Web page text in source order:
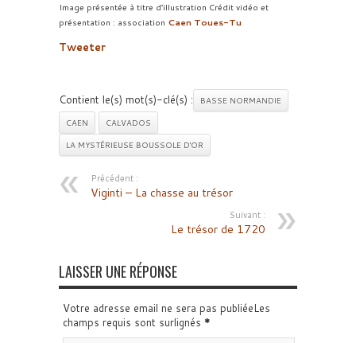
Image présentée à titre d’illustration Crédit vidéo et
présentation : association Caen Toues-Tu
Tweeter
Contient le(s) mot(s)-clé(s) :
BASSE NORMANDIE
CAEN
CALVADOS
LA MYSTÉRIEUSE BOUSSOLE D'OR
Précédent :
Viginti – La chasse au trésor
Suivant :
Le trésor de 1720
LAISSER UNE RÉPONSE
Votre adresse email ne sera pas publiéeLes
champs requis sont surlignés *